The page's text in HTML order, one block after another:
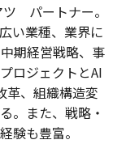
パートナー。
い業種、業界に
期経営戦略、事
ロジェクトとAI
、組織構造変
。また、戦略・
験も豊富。